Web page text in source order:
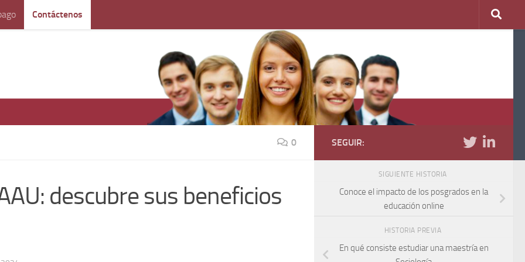
Contáctenos
0
descubre sus beneficios
SEGUIR:
SIGUIENTE HISTORIA
Conoce el impacto de los posgrados en la
educación online
HISTORIA PREVIA
En qué consiste estudiar una maestría en